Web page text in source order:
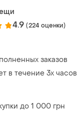
4.9 (224 оценки)
заказов
в течение 3х часов
до 1 000 грн